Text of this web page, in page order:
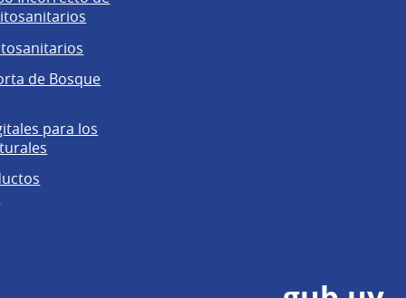
de Bosque
para los